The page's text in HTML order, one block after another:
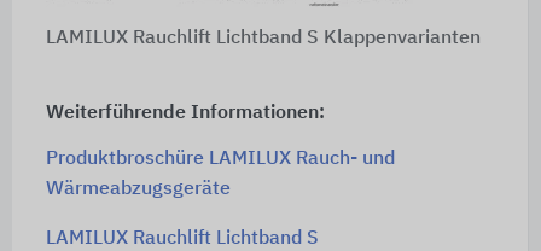
LAMILUX Rauchlift Lichtband S Klappenvarianten
Weiterführende Informationen:
Produktbroschüre LAMILUX Rauch- und
Wärmeabzugsgeräte
LAMILUX Rauchlift Lichtband S